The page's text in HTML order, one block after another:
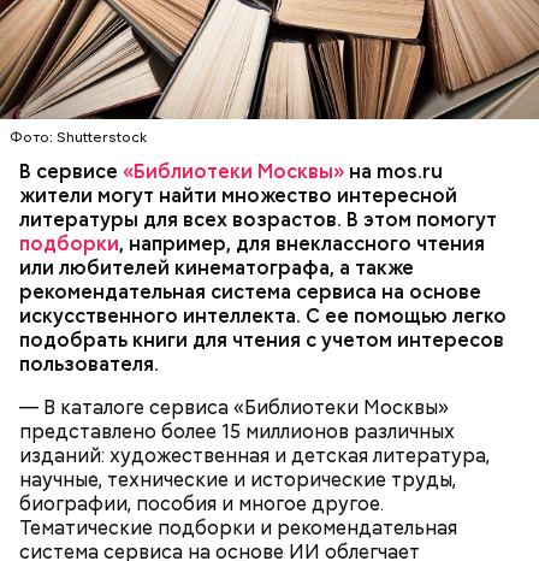
Фото: Shutterstock
В сервисе «Библиотеки Москвы» на mos.ru
жители могут найти множество интересной
литературы для всех возрастов. В этом помогут
подборки, например, для внеклассного чтения
или любителей кинематографа, а также
рекомендательная система сервиса на основе
искусственного интеллекта. С ее помощью легко
подобрать книги для чтения с учетом интересов
пользователя.
— В каталоге сервиса «Библиотеки Москвы»
представлено более 15 миллионов различных
изданий: художественная и детская литература,
научные, технические и исторические труды,
биографии, пособия и многое другое.
Тематические подборки и рекомендательная
система сервиса на основе ИИ облегчает
Сервис «Библиотеки Москвы» регулярно
публикует разнообразные подборки литературы,
предлагая произведения для любого читателя — от
признанных шедевров до последних новинок,
пользующихся спросом. Например, здесь есть
подборки:«Лауреаты литературных премий»
«Вокруг Пушкина: тексты, исследования,
полемики»,«Книги об искусственном интеллекте»
другие. Также здесь можно найти литературу для
внеклассного чтения для учеников с 1 по 11 классы,
Увидеть персональную подборку литературы,
которую для каждого пользователя составляет
искусственный интеллект, можно на главной
странице сервиса «Библиотеки Москвы» в разделе
«Вам может понравиться». У тех, кто еще не
пользовался сервисом, в рекомендациях
отображается список самых читаемых книг на
текущий момент. Чтобы получить персональную
подборку, нужно забронировать хотя бы одну
книгу. В дальнейшем нейросеть будет
формировать рекомендации на основе
информации об изданиях, которые пользователь
уже заказывал.
книги, похожие по смыслу на те, которыми
интересовался пользователь, но и учитывают
ключевые слова в аннотации изданий и тематику.
ЦИФРОВЫЕ ТЕХНОЛОГИИ
ПОРТАЛ MOS.RU
ИСКУССТВЕННЫЙ ИНТЕЛЛЕКТ
МОСКВА
БИБЛИОТЕКИ